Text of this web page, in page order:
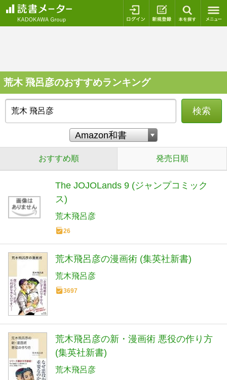
ログイン 新規登録
荒木 飛呂彦のおすすめランキング
検索
おすすめ順 発売日順
The JOJOLands 9 (ジャンプコミック
ス)
荒木飛呂彦
26
荒木飛呂彦の漫画術 (集英社新書)
荒木飛呂彦
3697
荒木飛呂彦の新・漫画術 悪役の作り方
(集英社新書)
荒木飛呂彦